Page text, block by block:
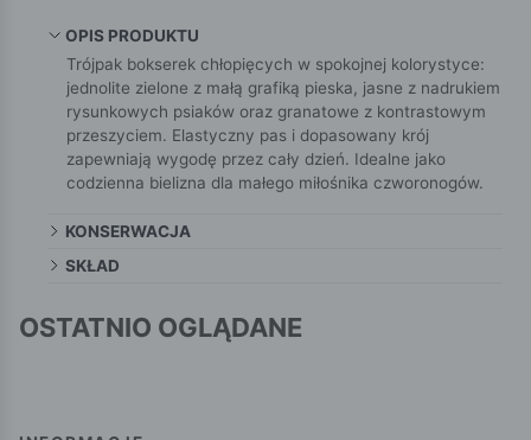
OPIS PRODUKTU
Trójpak bokserek chłopięcych w spokojnej kolorystyce:
jednolite zielone z małą grafiką pieska, jasne z nadrukiem
rysunkowych psiaków oraz granatowe z kontrastowym
przeszyciem. Elastyczny pas i dopasowany krój
zapewniają wygodę przez cały dzień. Idealne jako
codzienna bielizna dla małego miłośnika czworonogów.
KONSERWACJA
SKŁAD
OSTATNIO OGLĄDANE